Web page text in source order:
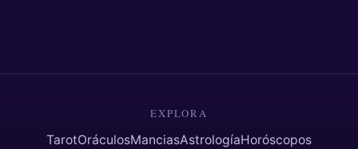
EXPLORA
TarotOráculosManciasAstrologíaHoróscopos